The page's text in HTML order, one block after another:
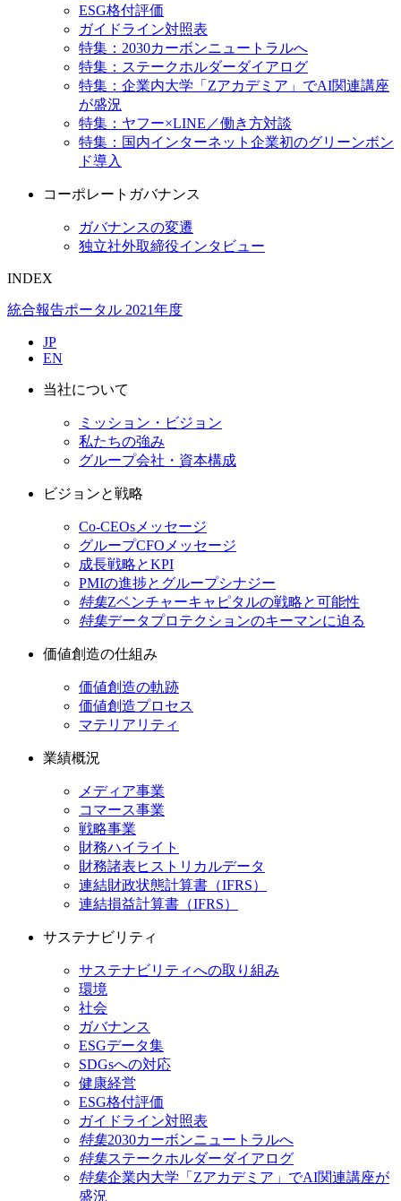
ESG格付評価
ガイドライン対照表
特集：2030カーボンニュートラルへ
特集：ステークホルダーダイアログ
特集：企業内大学「Zアカデミア」でAI関連講座
が盛況
特集：ヤフー×LINE／働き方対談
特集：国内インターネット企業初のグリーンボン
ド導入
コーポレートガバナンス
ガバナンスの変遷
独立社外取締役インタビュー
INDEX
統合報告ポータル 2021年度
JP
EN
当社について
ミッション・ビジョン
私たちの強み
グループ会社・資本構成
ビジョンと戦略
Co-CEOsメッセージ
グループCFOメッセージ
成長戦略とKPI
PMIの進捗とグループシナジー
特集Zベンチャーキャピタルの戦略と可能性
特集データプロテクションのキーマンに迫る
価値創造の仕組み
価値創造の軌跡
価値創造プロセス
マテリアリティ
業績概況
メディア事業
コマース事業
戦略事業
財務ハイライト
財務諸表ヒストリカルデータ
連結財政状態計算書（IFRS）
連結損益計算書（IFRS）
サステナビリティ
サステナビリティへの取り組み
環境
社会
ガバナンス
ESGデータ集
SDGsへの対応
健康経営
ESG格付評価
ガイドライン対照表
特集2030カーボンニュートラルへ
特集ステークホルダーダイアログ
特集企業内大学「Zアカデミア」でAI関連講座が
盛況